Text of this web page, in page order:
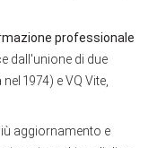
professionale
dall'unione di due
1974) e VQ Vite,
aggiornamento e